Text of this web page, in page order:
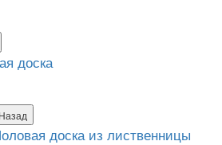
доска
Назад
доска из лиственницы